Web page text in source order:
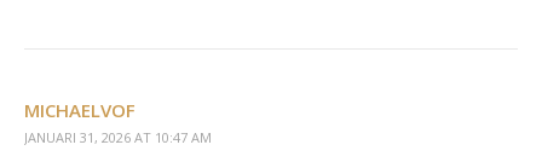
MICHAELVOF
JANUARI 31, 2026 AT 10:47 AM